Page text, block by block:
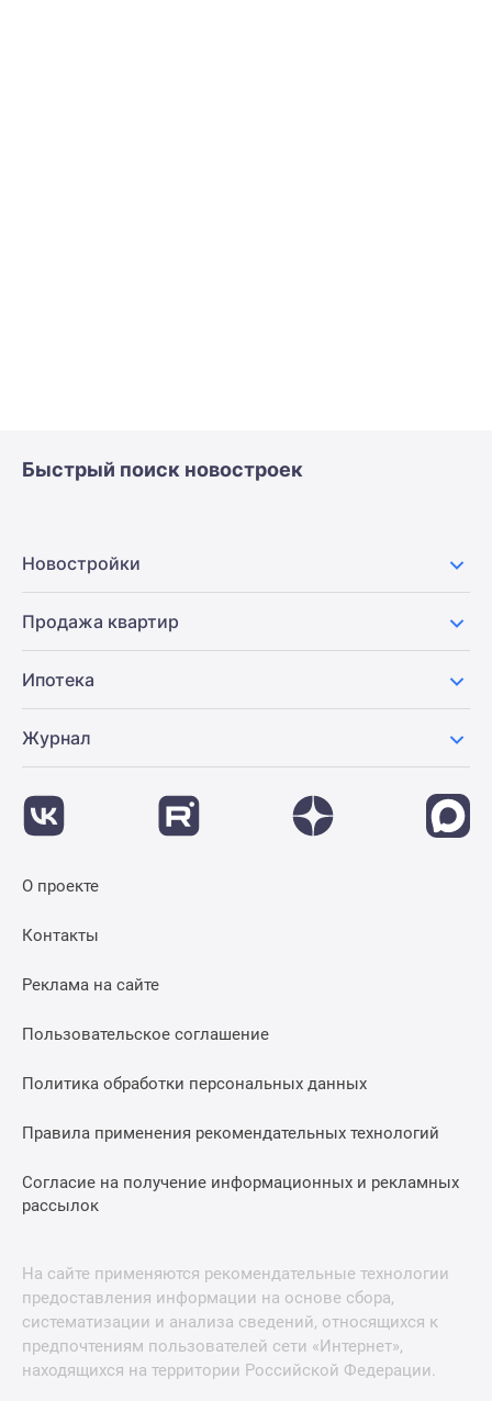
Быстрый поиск новостроек
Новостройки
Продажа квартир
Ипотека
Журнал
О проекте
Контакты
Реклама на сайте
Пользовательское соглашение
Политика обработки персональных данных
Правила применения рекомендательных технологий
Согласие на получение информационных и рекламных
рассылок
На сайте применяются рекомендательные технологии
предоставления информации на основе сбора,
систематизации и анализа сведений, относящихся к
предпочтениям пользователей сети «Интернет»,
находящихся на территории Российской Федерации.